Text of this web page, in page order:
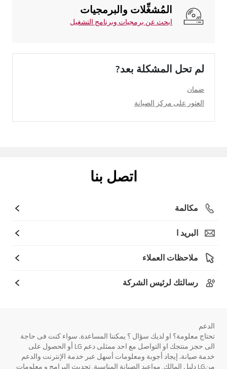
المُشغِّلات والبرمجيات
ابحث عن برمجيات وبرنامج التشغيل
لم تحل المشكلة بعد?
ضمان
العثور على مركز الصيانة
اتصل بنا
مكالمة
البريد ا
ملاحظات العملاء
رسالتك لرئيس الشركة
الدعم
تحتاج معلومة؟ او لديك سؤال ؟ يمكننا المساعدة. سواء كنت فى حاجة
الى حجز منتجك او التواصل مع احد ممثلى دعم LG أو الحصول على
خدمة صيانة. إيجاد أجوبة ومعلومات أسهل عبر خدمة الإنترنت والدعم
منLG دليل المالك, مواعيد الصيانة المناسبة, تحديث البرامج و معلومات